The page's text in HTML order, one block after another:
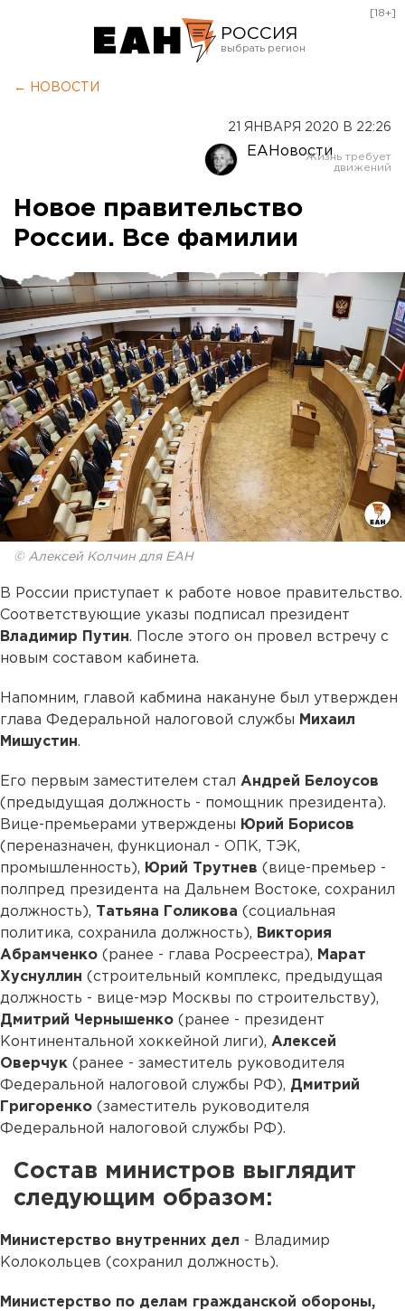
РОССИЯ
Оренбург
[18+]
← НОВОСТИ
21 ЯНВАРЯ 2020 В 22:26
ЕАНовости
Новое правительство
России. Все фамилии
© Алексей Колчин для ЕАН
В России приступает к работе новое правительство.
Соответствующие указы подписал президент
Владимир Путин. После этого он провел встречу с
новым составом кабинета.
Напомним, главой кабмина накануне был утвержден
глава Федеральной налоговой службы Михаил
Мишустин.
Его первым заместителем стал Андрей Белоусов
(предыдущая должность - помощник президента).
Вице-премьерами утверждены Юрий Борисов
(переназначен, функционал - ОПК, ТЭК,
промышленность), Юрий Трутнев (вице-премьер -
полпред президента на Дальнем Востоке, сохранил
должность), Татьяна Голикова (социальная
политика, сохранила должность), Виктория
Абрамченко (ранее - глава Росреестра), Марат
Хуснуллин (строительный комплекс, предыдущая
должность - вице-мэр Москвы по строительству),
Дмитрий Чернышенко (ранее - президент
Континентальной хоккейной лиги), Алексей
Оверчук (ранее - заместитель руководителя
Федеральной налоговой службы РФ), Дмитрий
Григоренко (заместитель руководителя
Федеральной налоговой службы РФ).
Состав министров выглядит
следующим образом:
Министерство внутренних дел - Владимир
Колокольцев (сохранил должность).
Министерство по делам гражданской обороны,